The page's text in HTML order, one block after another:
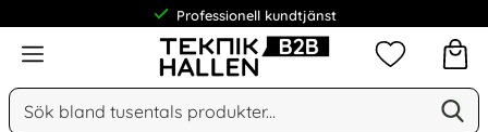
Professionell kundtjänst
Meny
Sök
Sök på Narse Group AB
Mina